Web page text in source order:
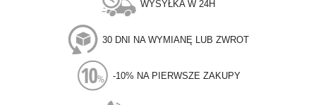
WYSYŁKA W 24H
30 DNI NA WYMIANĘ LUB ZWROT
-10% NA PIERWSZE ZAKUPY